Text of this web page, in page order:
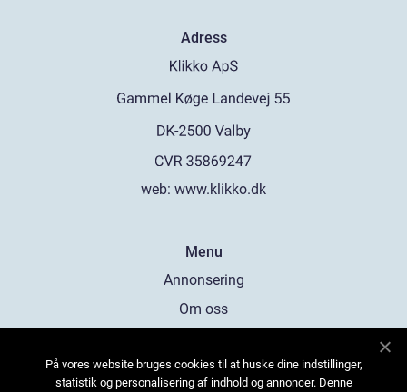
Adress
web: www.klikko.dk
Menu
Annonsering
Om oss
Kontakta oss
På vores website bruges cookies til at huske dine indstillinger,
statistik og personalisering af indhold og annoncer. Denne